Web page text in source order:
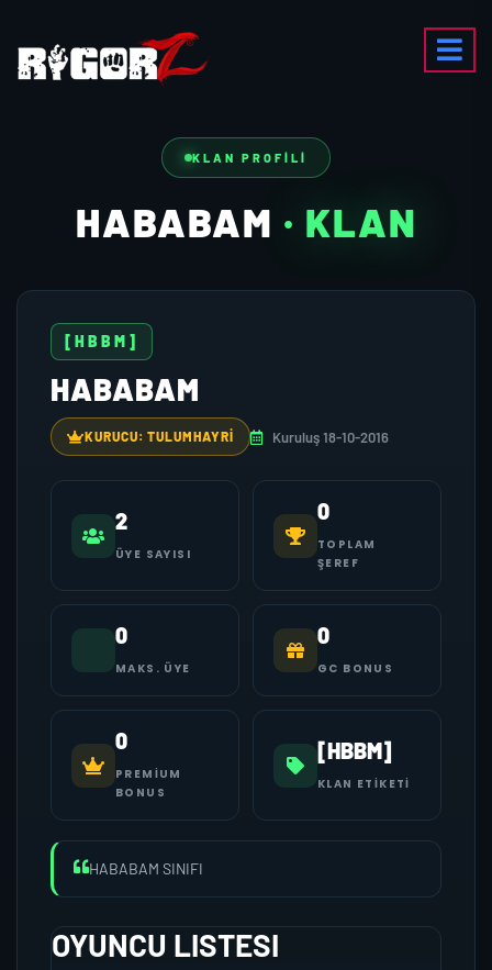
KLAN PROFILI
HABABAM · KLAN
[HBBM]
HABABAM
KURUCU: TULUMHAYRI Kuruluş 18-10-2016
2
ÜYE SAYISI
0
TOPLAM
ŞEREF
0
MAKS. ÜYE
0
GC BONUS
0
PREMIUM
BONUS
[HBBM]
KLAN ETIKETI
HABABAM SINIFI
OYUNCU LISTESI